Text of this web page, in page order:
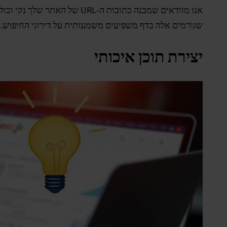
אנו מוודאים שמבנה כתובות ה-URL של האתר שלך נקי וכולל מילות מפתח במקומות המתאימים. בנוסף, אנו עובדים על שיפור
שגורמים אלה בדף משפיעים משמעותית על דירוגי החיפוש.
יצירת תוכן איכותי